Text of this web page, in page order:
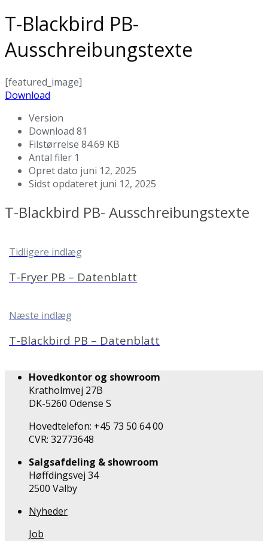
T-Blackbird PB-
Ausschreibungstexte
[featured_image]
Download
Version
Download 81
Filstørrelse 84.69 KB
Antal filer 1
Opret dato juni 12, 2025
Sidst opdateret juni 12, 2025
T-Blackbird PB- Ausschreibungstexte
Tidligere indlæg
T-Fryer PB – Datenblatt
Næste indlæg
T-Blackbird PB – Datenblatt
Hovedkontor og showroom
Kratholmvej 27B
DK-5260 Odense S
Hovedtelefon: +45 73 50 64 00
CVR: 32773648
Salgsafdeling & showroom
Høffdingsvej 34
2500 Valby
Nyheder
Job